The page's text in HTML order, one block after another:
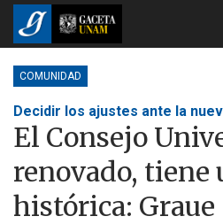
COMUNIDAD
Decidir los ajustes ante la
El Consejo
renovado, tiene
histórica: Graue